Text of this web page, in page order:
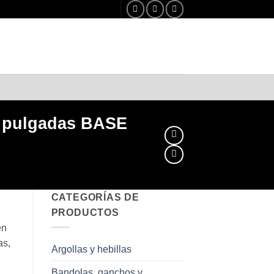
BASE
CATEGORÍAS DE
PRODUCTOS
Argollas y hebillas